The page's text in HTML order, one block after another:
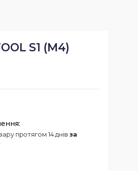
S1 (М4)
протягом 14 днів за